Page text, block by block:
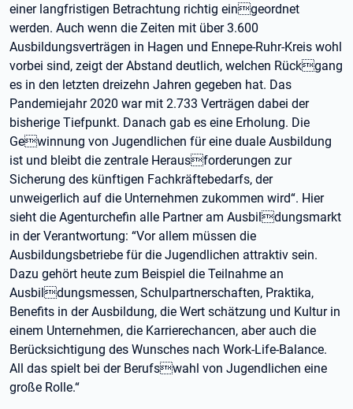
einer langfristigen Betrachtung richtig eingeordnet
werden. Auch wenn die Zeiten mit über 3.600
Ausbildungsverträgen in Hagen und Ennepe-Ruhr-Kreis wohl
vorbei sind, zeigt der Abstand deutlich, welchen Rückgang
es in den letzten dreizehn Jahren gegeben hat. Das
Pandemiejahr 2020 war mit 2.733 Verträgen dabei der
bisherige Tiefpunkt. Danach gab es eine Erholung. Die
Gewinnung von Jugendlichen für eine duale Ausbildung
ist und bleibt die zentrale Herausforderungen zur
Sicherung des künftigen Fachkräftebedarfs, der
unweigerlich auf die Unternehmen zukommen wird“. Hier
sieht die Agenturchefin alle Partner am Ausbildungsmarkt
in der Verantwortung: “Vor allem müssen die
Ausbildungsbetriebe für die Jugendlichen attraktiv sein.
Dazu gehört heute zum Beispiel die Teilnahme an
Ausbildungsmessen, Schulpartnerschaften, Praktika,
Benefits in der Ausbildung, die Wert schätzung und Kultur in
einem Unternehmen, die Karrierechancen, aber auch die
Berücksichtigung des Wunsches nach Work-Life-Balance.
All das spielt bei der Berufswahl von Jugendlichen eine
große Rolle.“